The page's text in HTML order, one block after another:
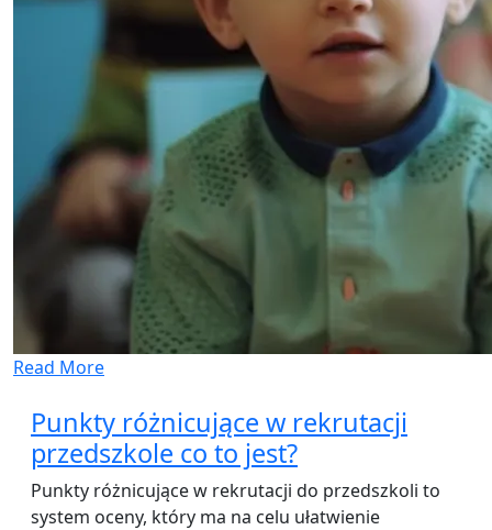
Read More
Punkty różnicujące w rekrutacji
przedszkole co to jest?
Punkty różnicujące w rekrutacji do przedszkoli to
system oceny, który ma na celu ułatwienie